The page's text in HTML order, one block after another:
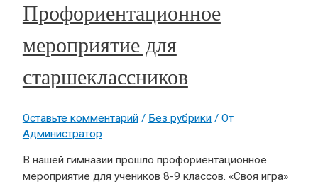
Профориентационное
мероприятие для
старшеклассников
Оставьте комментарий / Без рубрики/ От
Администратор
В нашей гимназии прошло профориентационное
мероприятие для учеников 8-9 классов. «Своя игра»